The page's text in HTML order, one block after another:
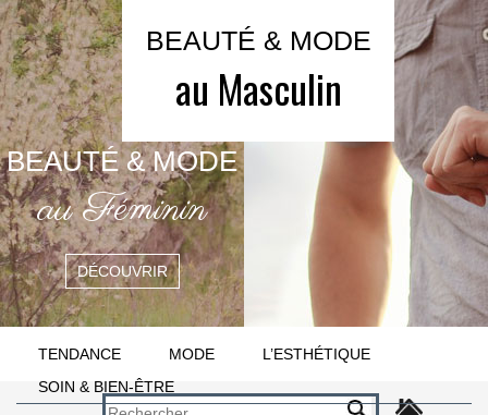
BEAUTÉ & MODE
au Féminin
DÉCOUVRIR
BEAUTÉ & MODE
au Masculin
TENDANCE MODE
L’ESTHÉTIQUE
SOIN & BIEN-ÊTRE